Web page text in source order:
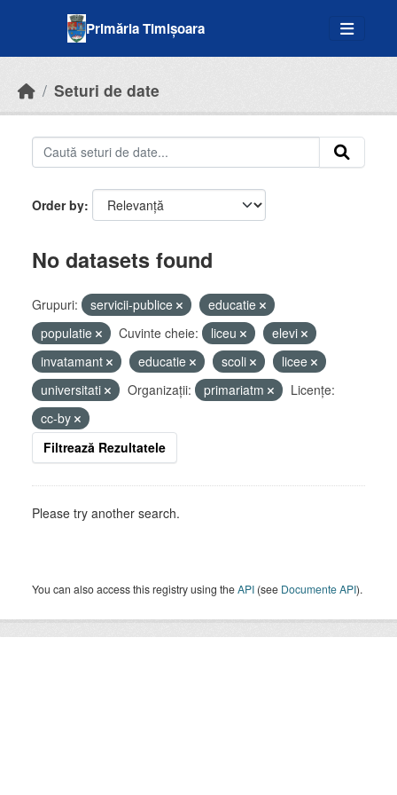
Primăria Timișoara
Seturi de date
Order by
No datasets found
Grupuri: servicii-publice
educatie
populatie
Cuvinte cheie: liceu
elevi
invatamant
educatie scoli
licee
universitati
Organizații: primariatm
Licenţe:
cc-by
Filtrează Rezultatele
Please try another search.
You can also access this registry using theAPI (see Documente API).